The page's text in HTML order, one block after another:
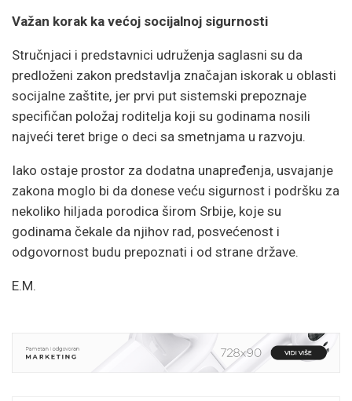
Važan korak ka većoj socijalnoj sigurnosti
Stručnjaci i predstavnici udruženja saglasni su da
predloženi zakon predstavlja značajan iskorak u oblasti
socijalne zaštite, jer prvi put sistemski prepoznaje
specifičan položaj roditelja koji su godinama nosili
najveći teret brige o deci sa smetnjama u razvoju.
Iako ostaje prostor za dodatna unapređenja, usvajanje
zakona moglo bi da donese veću sigurnost i podršku za
nekoliko hiljada porodica širom Srbije, koje su
godinama čekale da njihov rad, posvećenost i
odgovornost budu prepoznati i od strane države.
E.M.